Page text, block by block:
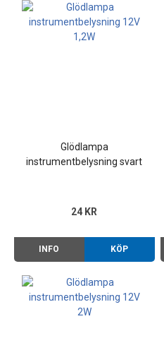
Glödlampa
instrumentbelysning svart
24 KR
INFO KÖP